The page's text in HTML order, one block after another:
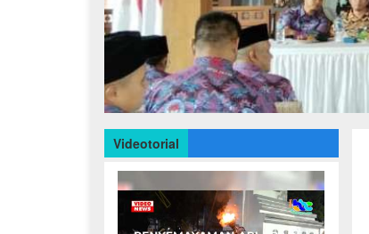
Videotorial